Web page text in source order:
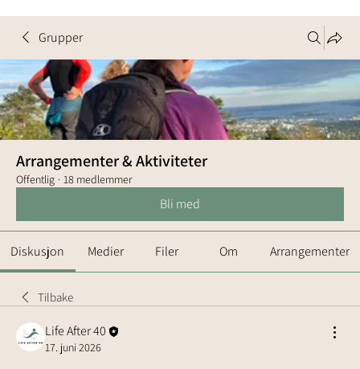
Grupper
Arrangementer & Aktiviteter
Offentlig · 18 medlemmer
Bli med
Diskusjon Medier Filer Om Arrangementer
Tilbake
Life After 40
17. juni 2026